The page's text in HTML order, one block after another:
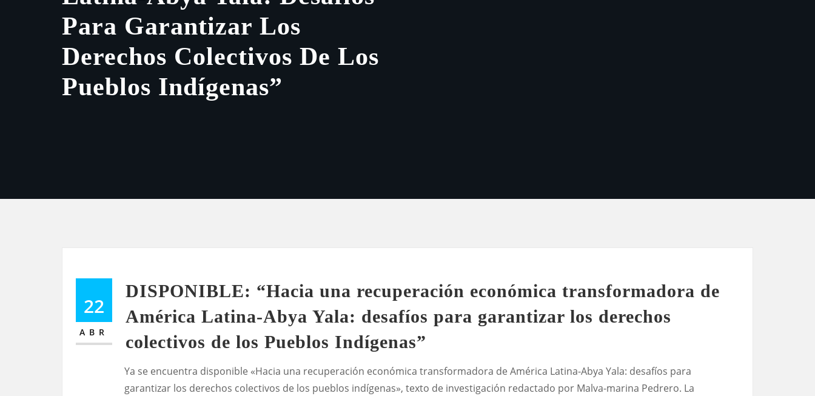
Para Garantizar Los
Derechos Colectivos De Los
Pueblos Indígenas”
22
ABR
DISPONIBLE: “Hacia una recuperación económica transformadora de
América Latina-Abya Yala: desafíos para garantizar los derechos
colectivos de los Pueblos Indígenas”
Ya se encuentra disponible «Hacia una recuperación económica transformadora de América Latina-Abya Yala: desafíos para
garantizar los derechos colectivos de los pueblos indígenas», texto de investigación redactado por Malva-marina Pedrero. La